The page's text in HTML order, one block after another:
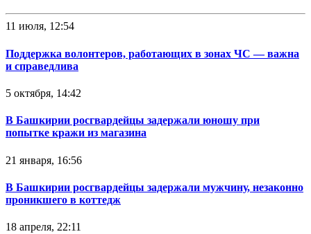
11 июля, 12:54
Поддержка волонтеров, работающих в зонах ЧС — важна
и справедлива
5 октября, 14:42
В Башкирии росгвардейцы задержали юношу при
попытке кражи из магазина
21 января, 16:56
В Башкирии росгвардейцы задержали мужчину, незаконно
проникшего в коттедж
18 апреля, 22:11